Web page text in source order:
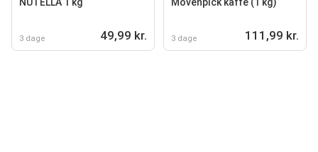
3 dage 49,99 kr. 3 dage 111,99 kr.